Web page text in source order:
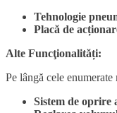
Tehnologie
Placă de
Alte Funcţionalități:
Pe lângă cele
Sistem de oprire